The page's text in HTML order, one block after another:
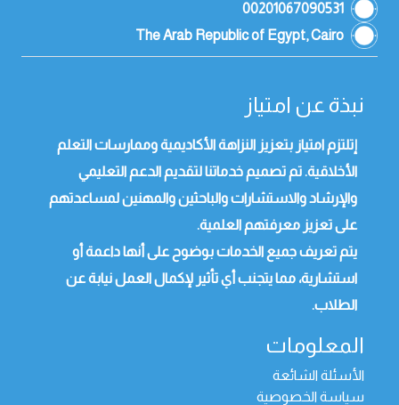
00201067090531
The Arab Republic of Egypt, Cairo
نبذة عن امتياز
إتلتزم امتياز بتعزيز النزاهة الأكاديمية وممارسات التعلم
الأخلاقية. تم تصميم خدماتنا لتقديم الدعم التعليمي
والإرشاد والاستشارات والباحثين والمهنين لمساعدتهم
على تعزيز معرفتهم العلمية.
يتم تعريف جميع الخدمات بوضوح على أنها داعمة أو
استشارية، مما يتجنب أي تأثير لإكمال العمل نيابة عن
الطلاب.
المعلومات
الأسئلة الشائعة
سياسة الخصوصية